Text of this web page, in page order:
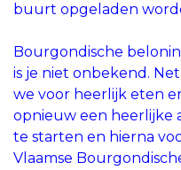
buurt opgeladen
Bourgondische
is je niet onbekend.
we voor heerlijk eten
opnieuw een heerlijke
te starten en hierna
Vlaamse